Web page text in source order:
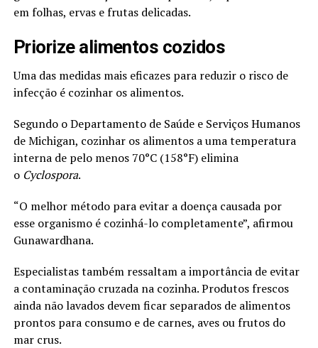
em folhas, ervas e frutas delicadas.
Priorize alimentos cozidos
Uma das medidas mais eficazes para reduzir o risco de
infecção é cozinhar os alimentos.
Segundo o Departamento de Saúde e Serviços Humanos
de Michigan, cozinhar os alimentos a uma temperatura
interna de pelo menos 70°C (158°F) elimina
o Cyclospora.
“O melhor método para evitar a doença causada por
esse organismo é cozinhá-lo completamente”, afirmou
Gunawardhana.
Especialistas também ressaltam a importância de evitar
a contaminação cruzada na cozinha. Produtos frescos
ainda não lavados devem ficar separados de alimentos
prontos para consumo e de carnes, aves ou frutos do
mar crus.